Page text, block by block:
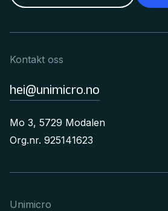
Kontakt oss
hei@unimicro.no
Mo 3, 5729 Modalen
Org.nr. 925141623
Unimicro